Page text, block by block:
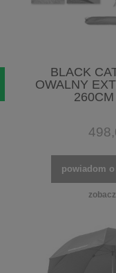
BLACK
OWALNY
powiadom